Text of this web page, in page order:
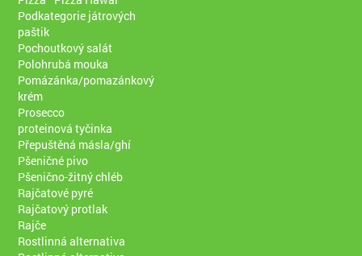
Podkategorie játrových
paštik
Pochoutkový salát
Polohrubá mouka
Pomázánka/pomazánkový
krém
Prosecco
proteinová tyčinka
Přepuštěná másla/ghí
Pšeničné pivo
Pšenično-žitný chléb
Rajčatové pyré
Rajčatový protlak
Rajče
Rostlinná alternativa